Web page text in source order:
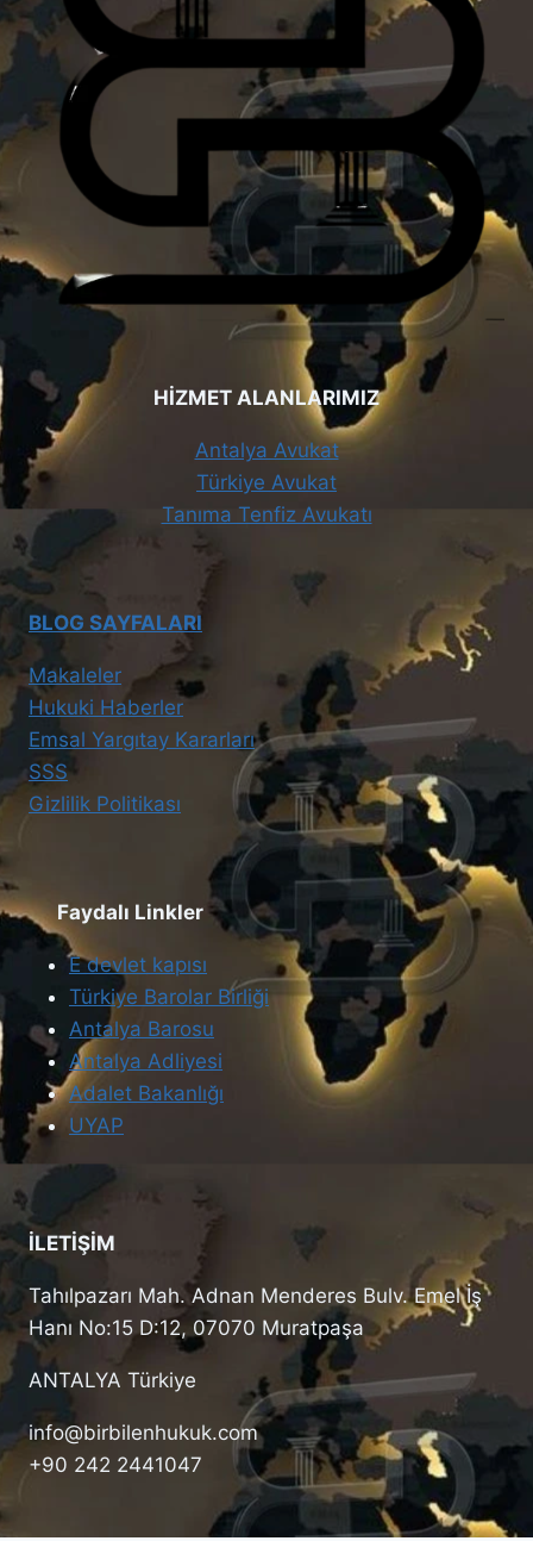
HİZMET ALANLARIMIZ
Antalya Avukat
Türkiye Avukat
Tanıma Tenfiz Avukatı
BLOG SAYFALARI
Makaleler
Hukuki Haberler
Emsal Yargıtay Kararları
SSS
Gizlilik Politikası
Faydalı Linkler
E devlet kapısı
Türkiye Barolar Birliği
Antalya Barosu
Antalya Adliyesi
Adalet Bakanlığı
UYAP
İLETİŞİM
Tahılpazarı Mah. Adnan Menderes Bulv. Emel İş
Hanı No:15 D:12, 07070 Muratpaşa
ANTALYA Türkiye
info@birbilenhukuk.com
+90 242 2441047